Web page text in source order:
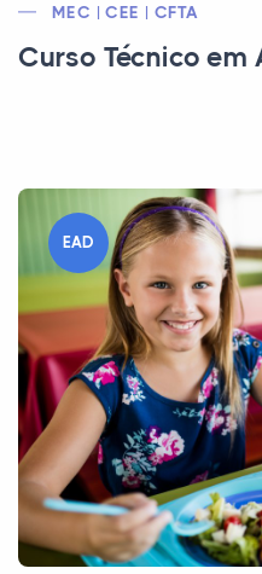
MEC | CEE | CFTA
Curso Técnico em
EAD